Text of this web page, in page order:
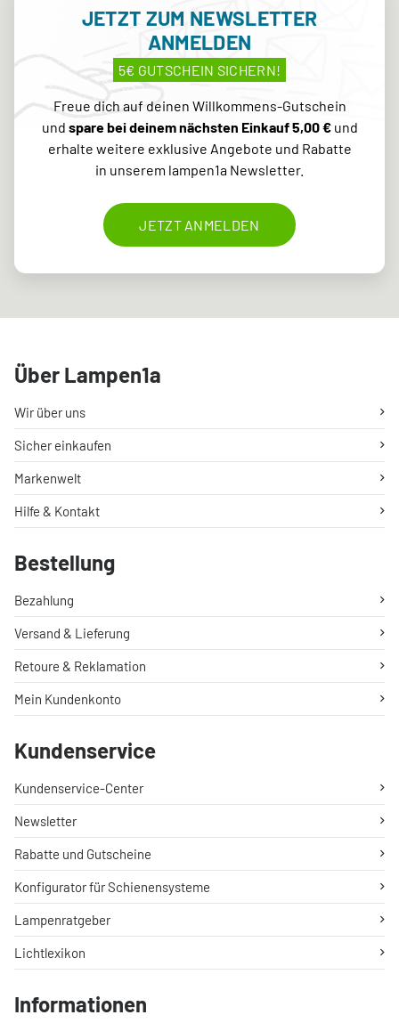
JETZT ZUM NEWSLETTER
ANMELDEN
5€ GUTSCHEIN SICHERN!
Freue dich auf deinen Willkommens-Gutschein
und spare bei deinem nächsten Einkauf 5,00 €und
erhalte weitere exklusive Angebote und Rabatte
in unserem lampen1a Newsletter.
JETZT ANMELDEN
Über Lampen1a
Wir über uns
Sicher einkaufen
Markenwelt
Hilfe & Kontakt
Bestellung
Bezahlung
Versand & Lieferung
Retoure & Reklamation
Mein Kundenkonto
Kundenservice
Kundenservice-Center
Newsletter
Rabatte und Gutscheine
Konfigurator für Schienensysteme
Lampenratgeber
Lichtlexikon
Informationen